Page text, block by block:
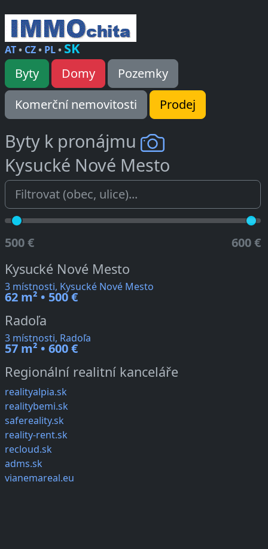
AT• CZ• PL• SK
Byty Domy
Pozemky
Komerční nemovitosti
Prodej
Byty k pronájmu
Kysucké Nové Mesto
500 € 600 €
Kysucké Nové Mesto
3 místnosti, Kysucké Nové Mesto
62 m² • 500 €
Radoľa
3 místnosti, Radoľa
57 m² • 600 €
Regionální realitní kanceláře
realityalpia.sk
realitybemi.sk
safereality.sk
reality-rent.sk
recloud.sk
adms.sk
vianemareal.eu